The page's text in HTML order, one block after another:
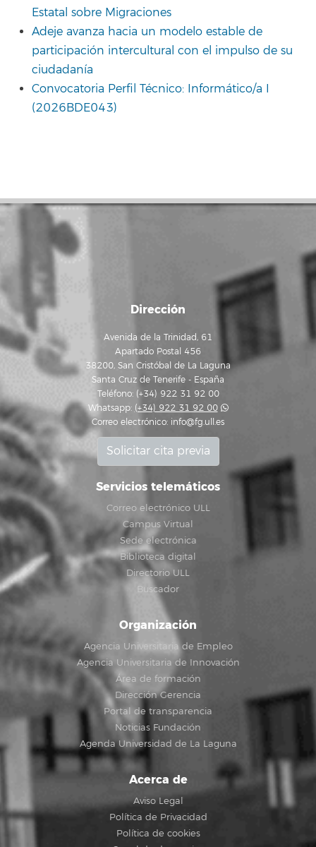
Estatal sobre Migraciones
Adeje avanza hacia un modelo estable de
participación intercultural con el impulso de su
ciudadanía
Convocatoria Perfil Técnico: Informático/a I
(2026BDE043)
Dirección
Avenida de la Trinidad, 61
Apartado Postal 456
38200, San Cristóbal de La Laguna
Santa Cruz de Tenerife - España
Teléfono: (+34) 922 31 92 00
Whatsapp: (+34) 922 31 92 00
Correo electrónico: info@fg.ull.es
Solicitar cita previa
Servicios telemáticos
Correo electrónico ULL
Campus Virtual
Sede electrónica
Biblioteca digital
Directorio ULL
Buscador
Organización
Agencia Universitaria de Empleo
Agencia Universitaria de Innovación
Área de formación
Dirección Gerencia
Portal de transparencia
Noticias Fundación
Agenda Universidad de La Laguna
Acerca de
Aviso Legal
Política de Privacidad
Política de cookies